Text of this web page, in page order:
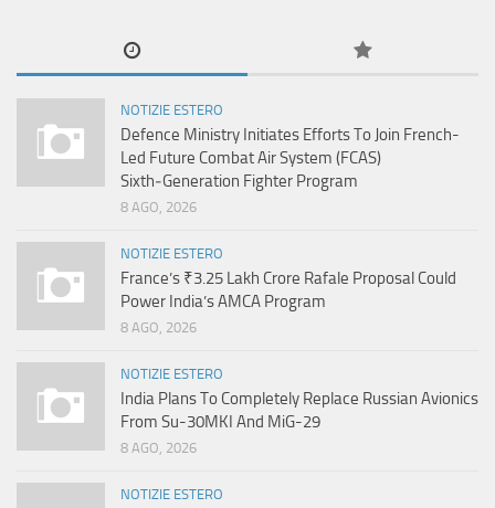
NOTIZIE ESTERO
Defence Ministry Initiates Efforts To Join French-
Led Future Combat Air System (FCAS)
Sixth‑Generation Fighter Program
8 AGO, 2026
NOTIZIE ESTERO
France’s ₹3.25 Lakh Crore Rafale Proposal Could
Power India’s AMCA Program
8 AGO, 2026
NOTIZIE ESTERO
India Plans To Completely Replace Russian Avionics
From Su-30MKI And MiG-29
8 AGO, 2026
NOTIZIE ESTERO